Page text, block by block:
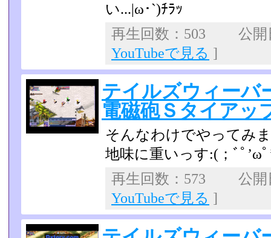
い...|ω･`)ﾁﾗｯ
再生回数：503 公
YouTubeで見る ]
テイルズウィー
電磁砲Ｓタイアッ
そんなわけでやってみ
地味に重いっす:(；ﾞﾟ’ωﾟ
再生回数：573 公
YouTubeで見る ]